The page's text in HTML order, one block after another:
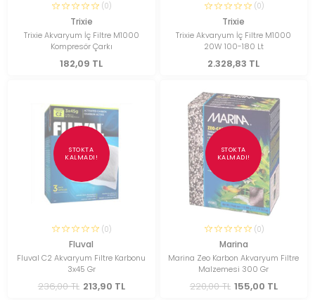
(0)
Trixie
Trixie Akvaryum İç Filtre M1000
Kompresör Çarkı
182,09 TL
(0)
Trixie
Trixie Akvaryum İç Filtre M1000
20W 100-180 Lt
2.328,83 TL
STOKTA
KALMADI!
(0)
Fluval
Fluval C2 Akvaryum Filtre Karbonu
3x45 Gr
236,00 TL 213,90 TL
STOKTA
KALMADI!
(0)
Marina
Marina Zeo Karbon Akvaryum Filtre
Malzemesi 300 Gr
220,00 TL 155,00 TL